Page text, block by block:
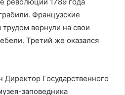
Французские
вернули на свои
Третий же оказался
Государственного
заповедника